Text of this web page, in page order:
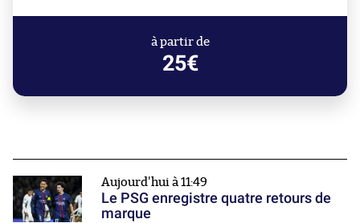
à partir de
25€
Aujourd'hui à 11:49
Le PSG enregistre quatre retours de
marque